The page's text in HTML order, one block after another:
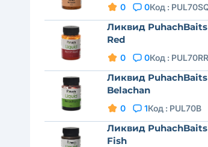
0 0Код :
Ликвид
Red
0 0Код : PUL70RR
Ликвид
Belachan
0 1Код : PUL70B
Ликвид
Fish